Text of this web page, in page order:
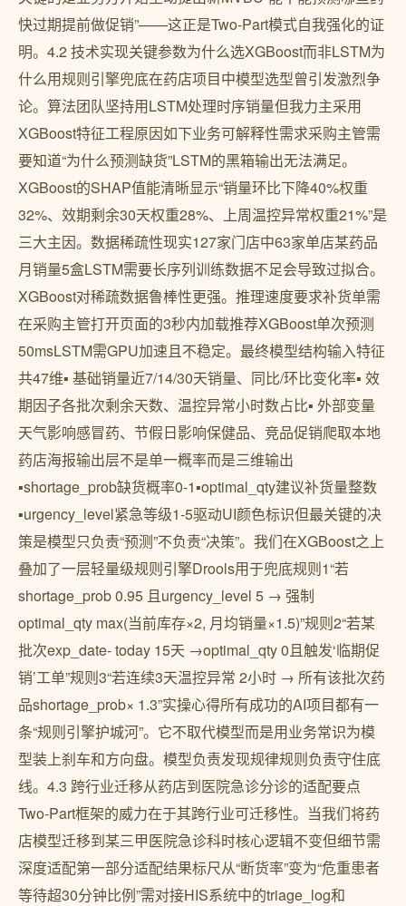
快过期提前做促销”——这正是Two-Part模式自我强化的证
明。4.2 技术实现关键参数为什么选XGBoost而非LSTM为
什么用规则引擎兜底在药店项目中模型选型曾引发激烈争
论。算法团队坚持用LSTM处理时序销量但我力主采用
XGBoost特征工程原因如下业务可解释性需求采购主管需
要知道“为什么预测缺货”LSTM的黑箱输出无法满足。
XGBoost的SHAP值能清晰显示“销量环比下降40%权重
32%、效期剩余30天权重28%、上周温控异常权重21%”是
三大主因。数据稀疏性现实127家门店中63家单店某药品
月销量5盒LSTM需要长序列训练数据不足会导致过拟合。
XGBoost对稀疏数据鲁棒性更强。推理速度要求补货单需
在采购主管打开页面的3秒内加载推荐XGBoost单次预测
50msLSTM需GPU加速且不稳定。最终模型结构输入特征
共47维▪ 基础销量近7/14/30天销量、同比/环比变化率▪ 效
期因子各批次剩余天数、温控异常小时数占比▪ 外部变量
天气影响感冒药、节假日影响保健品、竞品促销爬取本地
药店海报输出层不是单一概率而是三维输出
▪shortage_prob缺货概率0-1▪optimal_qty建议补货量整数
▪urgency_level紧急等级1-5驱动UI颜色标识但最关键的决
策是模型只负责“预测”不负责“决策”。我们在XGBoost之上
叠加了一层轻量级规则引擎Drools用于兜底规则1“若
shortage_prob 0.95 且urgency_level 5 → 强制
optimal_qty max(当前库存×2, 月均销量×1.5)”规则2“若某
批次exp_date- today 15天 →optimal_qty 0且触发‘临期促
销’工单”规则3“若连续3天温控异常 2小时 → 所有该批次药
品shortage_prob× 1.3”实操心得所有成功的AI项目都有一
条“规则引擎护城河”。它不取代模型而是用业务常识为模
型装上刹车和方向盘。模型负责发现规律规则负责守住底
线。4.3 跨行业迁移从药店到医院急诊分诊的适配要点
Two-Part框架的威力在于其跨行业可迁移性。当我们将药
店模型迁移到某三甲医院急诊科时核心逻辑不变但细节需
深度适配第一部分适配结果标尺从“断货率”变为“危重患者
等待超30分钟比例”需对接HIS系统中的triage_log和